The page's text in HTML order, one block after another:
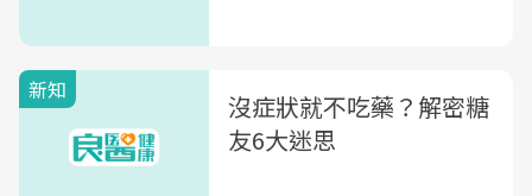
新知
沒症狀就不吃藥？解密糖
友6大迷思